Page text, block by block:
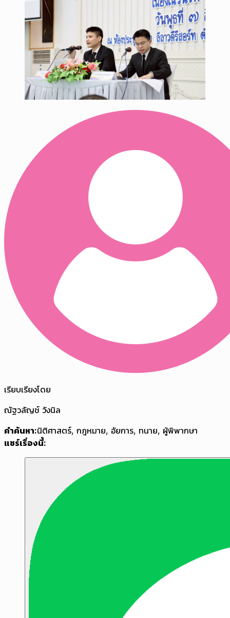
เรียบเรียงโดย
ณัฐวลัญช์ วังนิล
คำค้นหา:นิติศาสตร์, กฎหมาย, อัยการ, ทนาย, ผู้พิพากษา
แชร์เรื่องนี้: